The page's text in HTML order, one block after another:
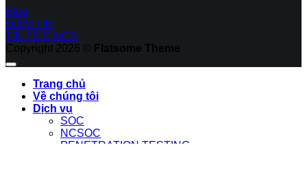
Blog
ĐIỂM TIN
TIN TỨC NCS
Copyright 2026 ©
Flatsome Theme
Trang chủ
Về chúng tôi
Dịch vụ
SOC
NCSOC
PENETRATION TESTING